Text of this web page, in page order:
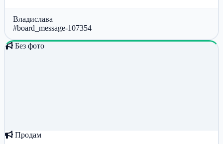
Владислава
#board_message-107354
Без фото
Продам